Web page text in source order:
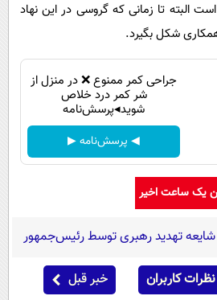
البته تا زمانی که گروسی در این نهاد
شکل بگیرد.
جراحی کمر ممنوع ❌ در منزل از
شر کمر درد خلاص
شوید◂پرسش‌نامه
◀ پرسش‌نامه ▶
یک ساعت اخیر
تهدید رهبری توسط رئیس‌جمهور
نظرات کاربران خبر قبل